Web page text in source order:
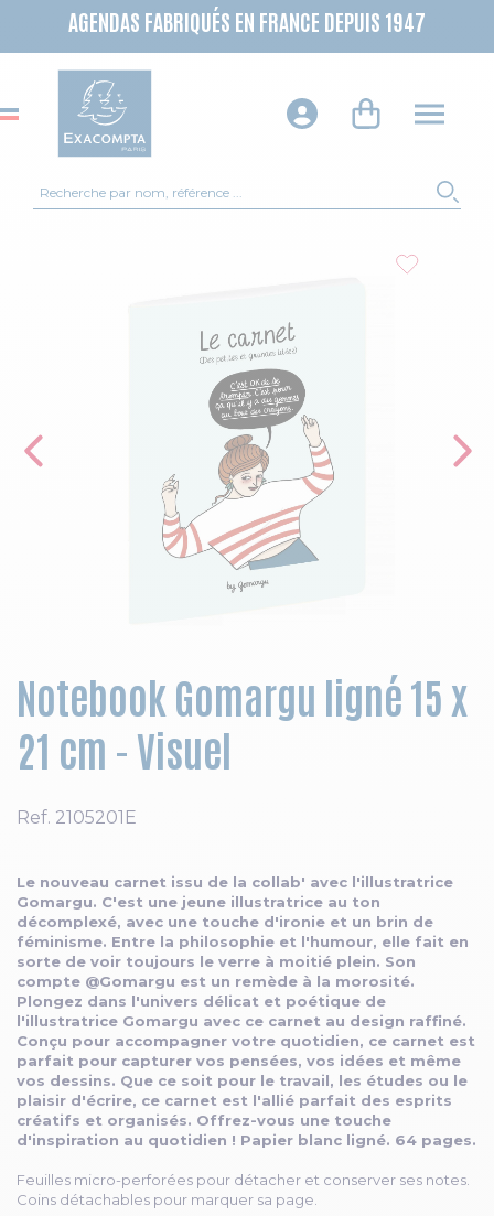
AGENDAS FABRIQUÉS EN FRANCE DEPUIS 1947
Notebook Gomargu ligné 15 x
21 cm - Visuel
Ref. 2105201E
Le nouveau carnet issu de la collab' avec l'illustratrice
Gomargu. C'est une jeune illustratrice au ton
décomplexé, avec une touche d'ironie et un brin de
féminisme. Entre la philosophie et l'humour, elle fait en
sorte de voir toujours le verre à moitié plein. Son
compte @Gomargu est un remède à la morosité.
Plongez dans l'univers délicat et poétique de
l'illustratrice Gomargu avec ce carnet au design raffiné.
Conçu pour accompagner votre quotidien, ce carnet est
parfait pour capturer vos pensées, vos idées et même
vos dessins. Que ce soit pour le travail, les études ou le
plaisir d'écrire, ce carnet est l'allié parfait des esprits
créatifs et organisés. Offrez-vous une touche
d'inspiration au quotidien ! Papier blanc ligné. 64 pages.
Feuilles micro-perforées pour détacher et conserver ses notes.
Coins détachables pour marquer sa page.